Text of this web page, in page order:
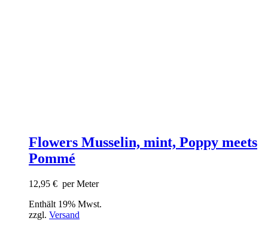
Flowers Musselin, mint, Poppy meets
Pommé
12,95 € per Meter
Enthält 19% Mwst.
zzgl. Versand